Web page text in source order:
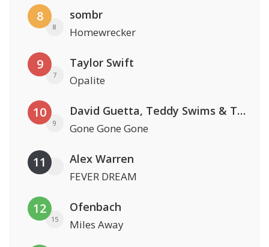
8
8
sombr
Homewrecker
9
7
Taylor Swift
Opalite
10
9
David Guetta, Teddy Swims & Tones And I
Gone Gone Gone
11 Alex Warren
FEVER DREAM
12
15
Ofenbach
Miles Away